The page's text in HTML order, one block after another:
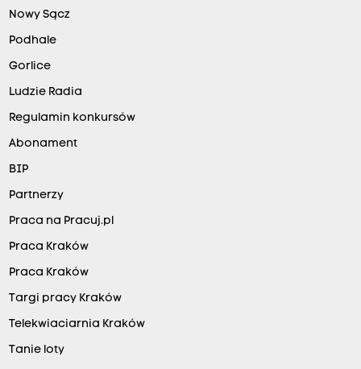
Nowy Sącz
Podhale
Gorlice
Ludzie Radia
Regulamin konkursów
Abonament
BIP
Partnerzy
Praca na Pracuj.pl
Praca Kraków
Praca Kraków
Targi pracy Kraków
Telekwiaciarnia Kraków
Tanie loty